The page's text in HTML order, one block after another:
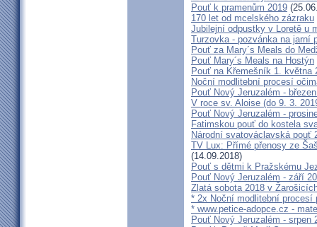
Pouť k pramenům 2019
170 let od mcelského zázraku
Jubilejní odpustky v Loretě u
Turzovka - pozvánka na jarní
Pouť za Mary´s Meals do
Pouť Mary´s Meals na Hostýn
Pouť na Křemešník 1. května
Noční modlitební procesí
Pouť Nový Jeruzalém -
V roce sv. Aloise (do 9. 3.
Pouť Nový Jeruzalém -
Fatimskou pouť do kostela
Národní svatováclavská pouť
TV Lux: Přímé přenosy ze
(14.09.2018)
Pouť s dětmi k Pražskému
Pouť Nový Jeruzalém - září
Zlatá sobota 2018 v
* 2x Noční modlitební
* www.petice-adopce.cz -
Pouť Nový Jeruzalém - srpen